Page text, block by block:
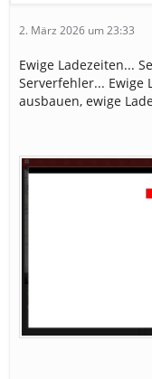
2. März 2026 um 23:33
Ewige Ladezeiten...
Serverfehler... Ewige
ausbauen, ewige